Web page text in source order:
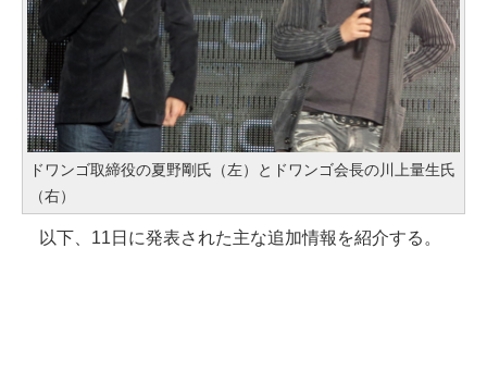
ドワンゴ取締役の夏野剛氏（左）とドワンゴ会長の川上量生氏
（右）
以下、11日に発表された主な追加情報を紹介する。